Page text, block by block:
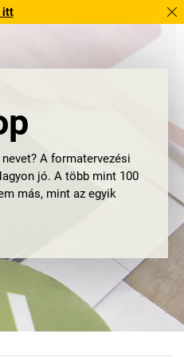
itt
A formatervezési
jó. A több mint 100
más, mint az egyik
kínáló üzem
és a letisztult formák és
közül választ, netán
termékek ugyanis
az innovációra és